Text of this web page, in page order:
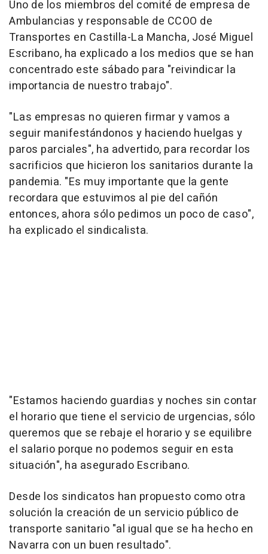
Uno de los miembros del comité de empresa de
Ambulancias y responsable de CCOO de
Transportes en Castilla-La Mancha, José Miguel
Escribano, ha explicado a los medios que se han
concentrado este sábado para "reivindicar la
importancia de nuestro trabajo".
"Las empresas no quieren firmar y vamos a
seguir manifestándonos y haciendo huelgas y
paros parciales", ha advertido, para recordar los
sacrificios que hicieron los sanitarios durante la
pandemia. "Es muy importante que la gente
recordara que estuvimos al pie del cañón
entonces, ahora sólo pedimos un poco de caso",
ha explicado el sindicalista.
"Estamos haciendo guardias y noches sin contar
el horario que tiene el servicio de urgencias, sólo
queremos que se rebaje el horario y se equilibre
el salario porque no podemos seguir en esta
situación", ha asegurado Escribano.
Desde los sindicatos han propuesto como otra
solución la creación de un servicio público de
transporte sanitario "al igual que se ha hecho en
Navarra con un buen resultado".